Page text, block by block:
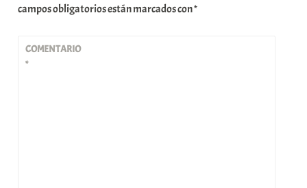
campos obligatorios están marcados con*
COMENTARIO
*